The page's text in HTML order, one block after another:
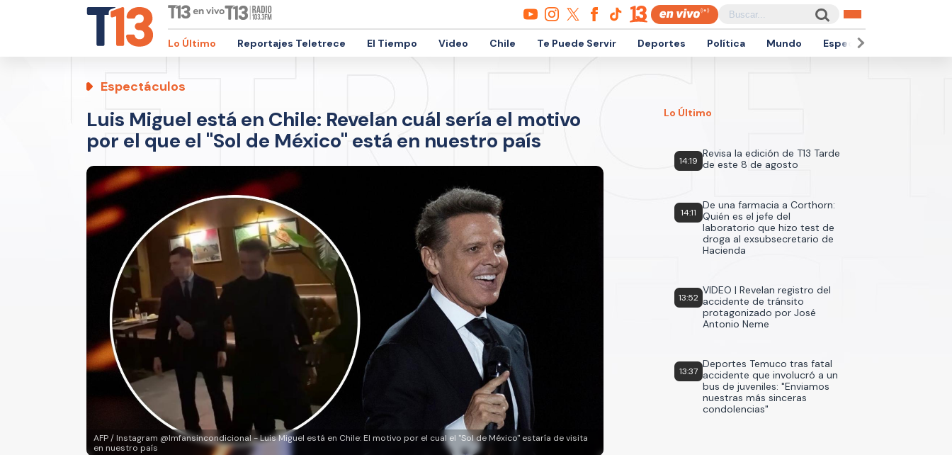
Lo Último Reportajes Teletrece El Tiempo Video Chile Te Puede Servir Deportes Política Mundo Espectáculos
Espectáculos
Luis Miguel está en Chile: Revelan cuál sería el motivo
por el que el "Sol de México" está en nuestro país
AFP / Instagram @lmfansincondicional - Luis Miguel está en Chile: El motivo por el cual el "Sol de México" estaría de visita
en nuestro país
Lo Último
14:19
Revisa la edición de T13 Tarde
de este 8 de agosto
14:11
De una farmacia a Corthorn:
Quién es el jefe del
laboratorio que hizo test de
droga al exsubsecretario de
Hacienda
13:52
VIDEO | Revelan registro del
accidente de tránsito
protagonizado por José
Antonio Neme
13:37
Deportes Temuco tras fatal
accidente que involucró a un
bus de juveniles: "Enviamos
nuestras más sinceras
condolencias"